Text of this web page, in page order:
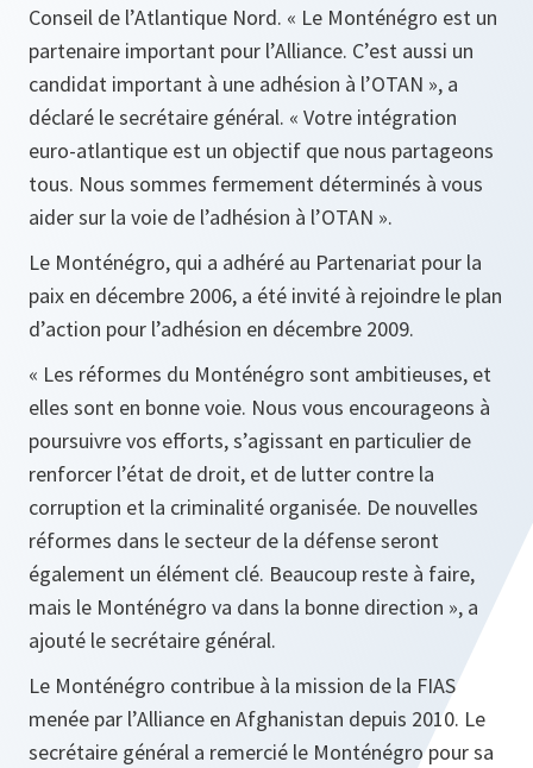
Conseil de l’Atlantique Nord. « Le Monténégro est un
partenaire important pour l’Alliance. C’est aussi un
candidat important à une adhésion à l’OTAN », a
déclaré le secrétaire général. « Votre intégration
euro-atlantique est un objectif que nous partageons
tous. Nous sommes fermement déterminés à vous
aider sur la voie de l’adhésion à l’OTAN ».
Le Monténégro, qui a adhéré au Partenariat pour la
paix en décembre 2006, a été invité à rejoindre le plan
d’action pour l’adhésion en décembre 2009.
« Les réformes du Monténégro sont ambitieuses, et
elles sont en bonne voie. Nous vous encourageons à
poursuivre vos efforts, s’agissant en particulier de
renforcer l’état de droit, et de lutter contre la
corruption et la criminalité organisée. De nouvelles
réformes dans le secteur de la défense seront
également un élément clé. Beaucoup reste à faire,
mais le Monténégro va dans la bonne direction », a
ajouté le secrétaire général.
Le Monténégro contribue à la mission de la FIAS
menée par l’Alliance en Afghanistan depuis 2010. Le
secrétaire général a remercié le Monténégro pour sa